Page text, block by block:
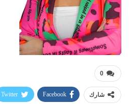
0
شارك Facebook
Twitter